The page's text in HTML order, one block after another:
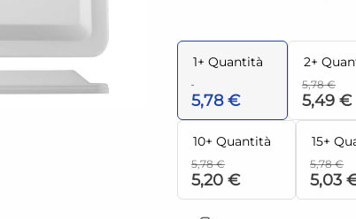
1+ Quantità
5,78 €
2+
5,78 €
5,49 €
10+ Quantità
5,78 €
5,20 €
15+
5,78 €
5,03